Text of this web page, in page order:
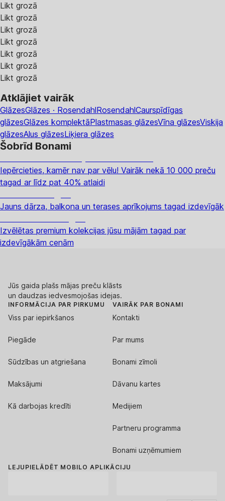
Likt grozā
Likt grozā
Likt grozā
Likt grozā
Likt grozā
Likt grozā
Likt grozā
Atklājiet vairāk
GlāzesGlāzes · RosendahlRosendahlCaurspīdīgas
glāzesGlāzes komplektāPlastmasas glāzesVīna glāzesViskija
glāzesAlus glāzesLiķiera glāzes
Šobrīd Bonami
Iepērcieties, kamēr nav par vēlu! Vairāk nekā 10 000 preču
tagad ar līdz pat 40% atlaidi
Jauns dārza, balkona un terases aprīkojums tagad izdevīgāk
Izvēlētas premium kolekcijas jūsu mājām tagad par
izdevīgākām cenām
Jūs gaida plašs mājas preču klāsts
un daudzas iedvesmojošas idejas.
INFORMĀCIJA PAR PIRKUMU
Viss par iepirkšanos
Piegāde
Sūdzības un atgriešana
Maksājumi
Kā darbojas kredīti
VAIRĀK PAR BONAMI
Kontakti
Par mums
Bonami zīmoli
Dāvanu kartes
Medijiem
Partneru programma
Bonami uzņēmumiem
LEJUPIELĀDĒT MOBILO APLIKĀCIJU